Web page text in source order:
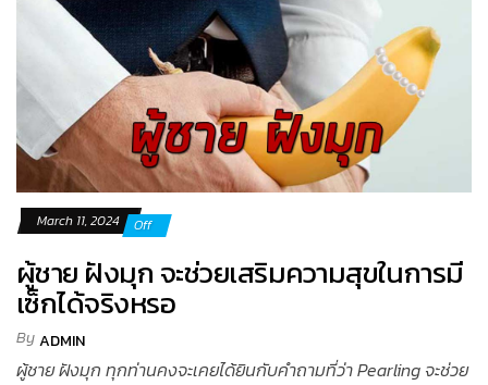
March 11, 2024 Off
ผู้ชาย ฝังมุก จะช่วยเสริมความสุขในการมี
เซ็กได้จริงหรอ
ByADMIN
ผู้ชาย ฝังมุก ทุกท่านคงจะเคยได้ยินกับคำถามที่ว่า Pearling จะช่วย